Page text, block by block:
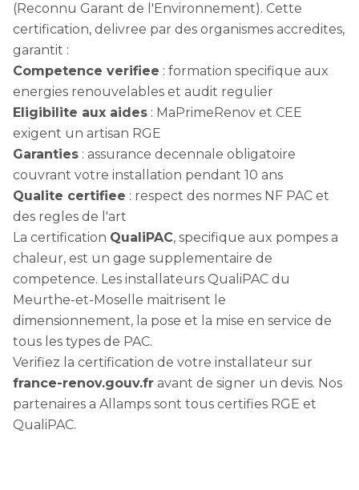
(Reconnu Garant de l'Environnement). Cette
certification, delivree par des organismes accredites,
garantit :
Competence verifiee : formation specifique aux
energies renouvelables et audit regulier
Eligibilite aux aides : MaPrimeRenov et CEE
exigent un artisan RGE
Garanties : assurance decennale obligatoire
couvrant votre installation pendant 10 ans
Qualite certifiee : respect des normes NF PAC et
des regles de l'art
La certification QualiPAC, specifique aux pompes a
chaleur, est un gage supplementaire de
competence. Les installateurs QualiPAC du
Meurthe-et-Moselle maitrisent le
dimensionnement, la pose et la mise en service de
tous les types de PAC.
Verifiez la certification de votre installateur sur
france-renov.gouv.fr avant de signer un devis. Nos
partenaires a Allamps sont tous certifies RGE et
QualiPAC.